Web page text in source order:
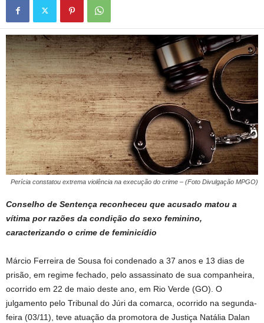
Perícia constatou extrema violência na execução do crime – (Foto Divulgação MPGO)
Conselho de Sentença reconheceu que acusado matou a
vítima por razões da condição do sexo feminino,
caracterizando o crime de feminicídio
Márcio Ferreira de Sousa foi condenado a 37 anos e 13 dias de
prisão, em regime fechado, pelo assassinato de sua companheira,
ocorrido em 22 de maio deste ano, em Rio Verde (GO). O
julgamento pelo Tribunal do Júri da comarca, ocorrido na segunda-
feira (03/11), teve atuação da promotora de Justiça Natália Dalan